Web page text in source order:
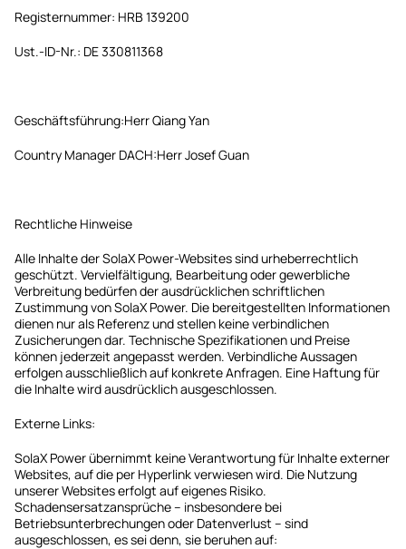
Registernummer: HRB 139200
Ust.-ID-Nr.: DE 330811368
Geschäftsführung:Herr Qiang Yan
Country Manager DACH:Herr Josef Guan
Rechtliche Hinweise
Alle Inhalte der SolaX Power-Websites sind urheberrechtlich
geschützt. Vervielfältigung, Bearbeitung oder gewerbliche
Verbreitung bedürfen der ausdrücklichen schriftlichen
Zustimmung von SolaX Power. Die bereitgestellten Informationen
dienen nur als Referenz und stellen keine verbindlichen
Zusicherungen dar. Technische Spezifikationen und Preise
können jederzeit angepasst werden. Verbindliche Aussagen
erfolgen ausschließlich auf konkrete Anfragen. Eine Haftung für
die Inhalte wird ausdrücklich ausgeschlossen.
Externe Links:
SolaX Power übernimmt keine Verantwortung für Inhalte externer
Websites, auf die per Hyperlink verwiesen wird. Die Nutzung
unserer Websites erfolgt auf eigenes Risiko.
Schadensersatzansprüche – insbesondere bei
Betriebsunterbrechungen oder Datenverlust – sind
ausgeschlossen, es sei denn, sie beruhen auf: